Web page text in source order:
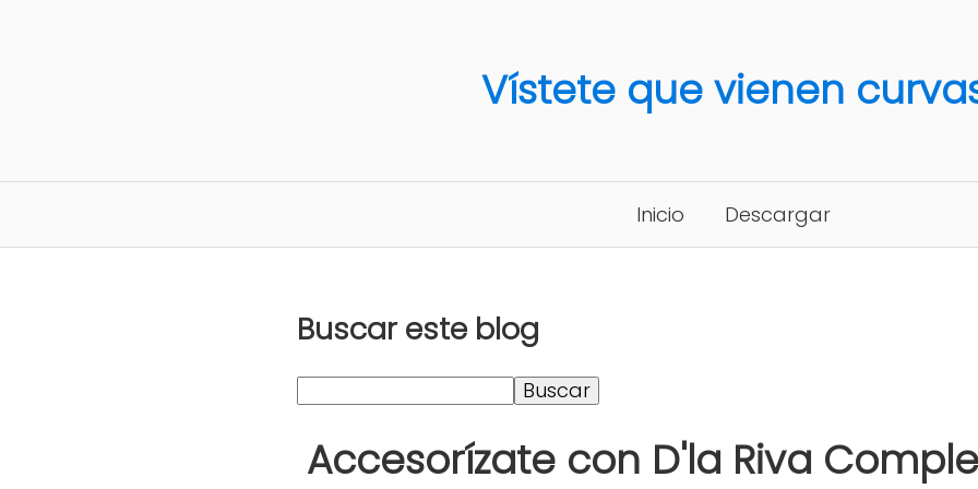
Vístete que vienen
Inicio Descargar
Buscar este blog
Accesorízate con D'la Riva